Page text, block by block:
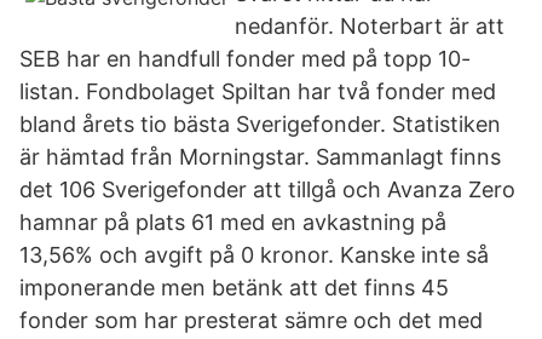
nedanför. Noterbart är att
SEB har en handfull fonder med på topp 10-
listan. Fondbolaget Spiltan har två fonder med
bland årets tio bästa Sverigefonder. Statistiken
är hämtad från Morningstar. Sammanlagt finns
det 106 Sverigefonder att tillgå och Avanza Zero
hamnar på plats 61 med en avkastning på
13,56% och avgift på 0 kronor. Kanske inte så
imponerande men betänk att det finns 45
fonder som har presterat sämre och det med